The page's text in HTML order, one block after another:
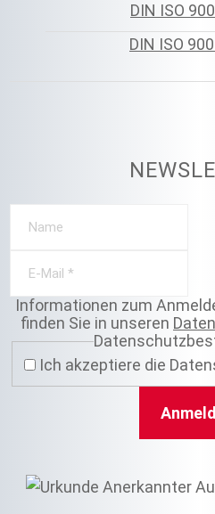
DIN ISO
DIN ISO
Informationen zum
finden Sie in unseren
Ich akzeptiere die